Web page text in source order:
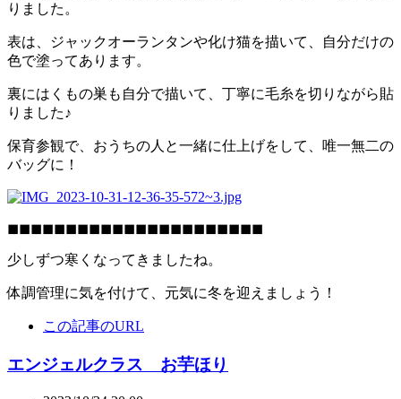
りました。
表は、ジャックオーランタンや化け猫を描いて、自分だけの
色で塗ってあります。
裏にはくもの巣も自分で描いて、丁寧に毛糸を切りながら貼
りました♪
保育参観で、おうちの人と一緒に仕上げをして、唯一無二の
バッグに！
◼◼◼◼◼◼◼◼◼◼◼◼◼◼◼◼◼◼◼◼◼◼
少しずつ寒くなってきましたね。
体調管理に気を付けて、元気に冬を迎えましょう！
この記事のURL
エンジェルクラス お芋ほり